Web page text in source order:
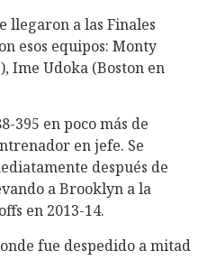
llegaron a las Finales
esos equipos: Monty
Ime Udoka (Boston en
395 en poco más de
en jefe. Se
después de
a Brooklyn a la
en 2013-14.
fue despedido a mitad